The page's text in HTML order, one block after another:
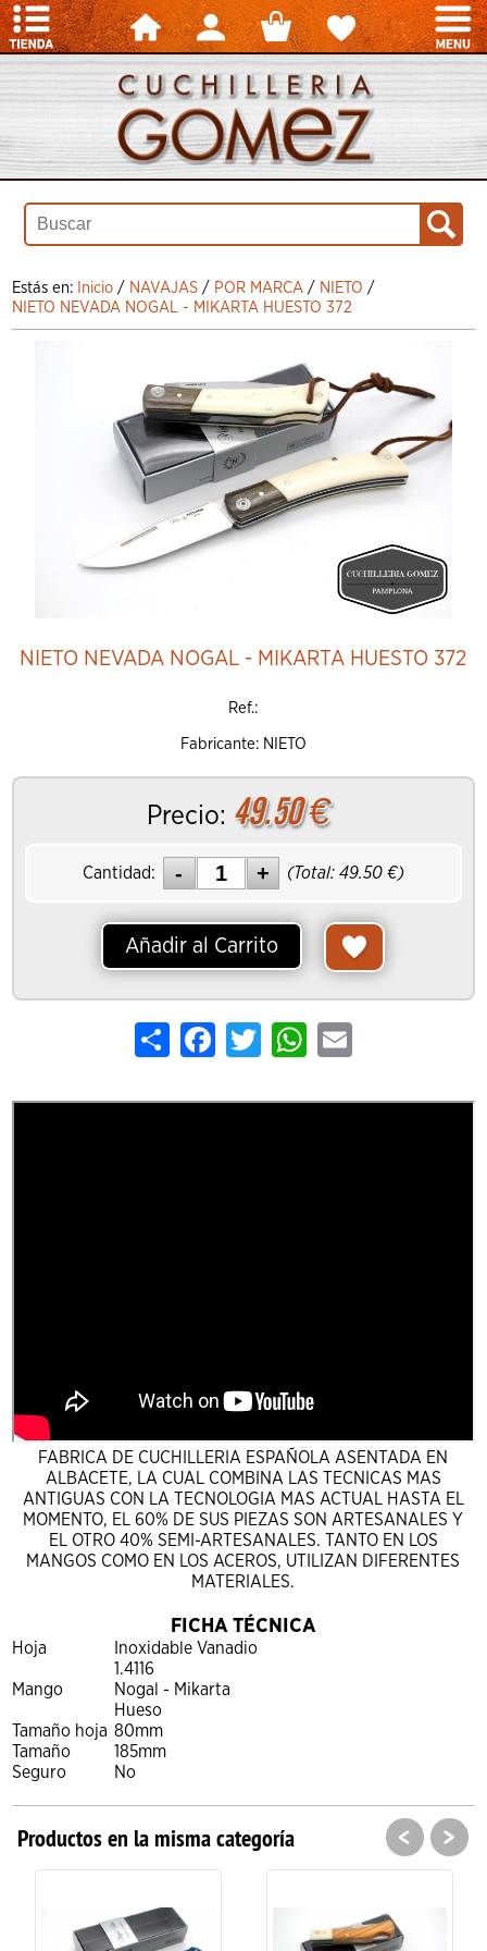
Estás en: Inicio / NAVAJAS / POR MARCA / NIETO /
NIETO NEVADA NOGAL - MIKARTA HUESTO 372
NIETO NEVADA NOGAL - MIKARTA HUESTO 372
Ref.:
Fabricante: NIETO
Precio: 49.50€
Cantidad: (Total: 49.50€)
Añadir al Carrito
Share FacebookTwitterWhatsApp
Email
FABRICA DE CUCHILLERIA ESPAÑOLA ASENTADA EN
ALBACETE, LA CUAL COMBINA LAS TECNICAS MAS
ANTIGUAS CON LA TECNOLOGIA MAS ACTUAL HASTA EL
MOMENTO, EL 60% DE SUS PIEZAS SON ARTESANALES Y
EL OTRO 40% SEMI-ARTESANALES. TANTO EN LOS
MANGOS COMO EN LOS ACEROS, UTILIZAN DIFERENTES
MATERIALES.
FICHA TÉCNICA
Hoja
Inoxidable Vanadio
1.4116
Mango
Nogal - Mikarta
Hueso
Tamaño hoja 80mm
Tamaño
185mm
Seguro
No
Productos en la misma categoría < >